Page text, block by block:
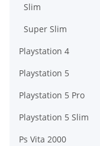
Slim
Super Slim
Playstation 4
Playstation 5
Playstation 5 Pro
Playstation 5 Slim
Ps Vita 2000